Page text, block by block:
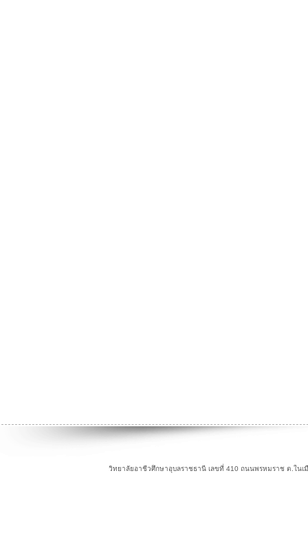
วิทยาลัยอาชีวศึกษาอุบลราชธานี เลขที่ 410 ถนนพรหมราช ต.ในเ